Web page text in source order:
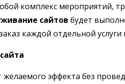
комплекс мероприятий,
сайтов будет
каждой отдельной
желаемого эффекта без